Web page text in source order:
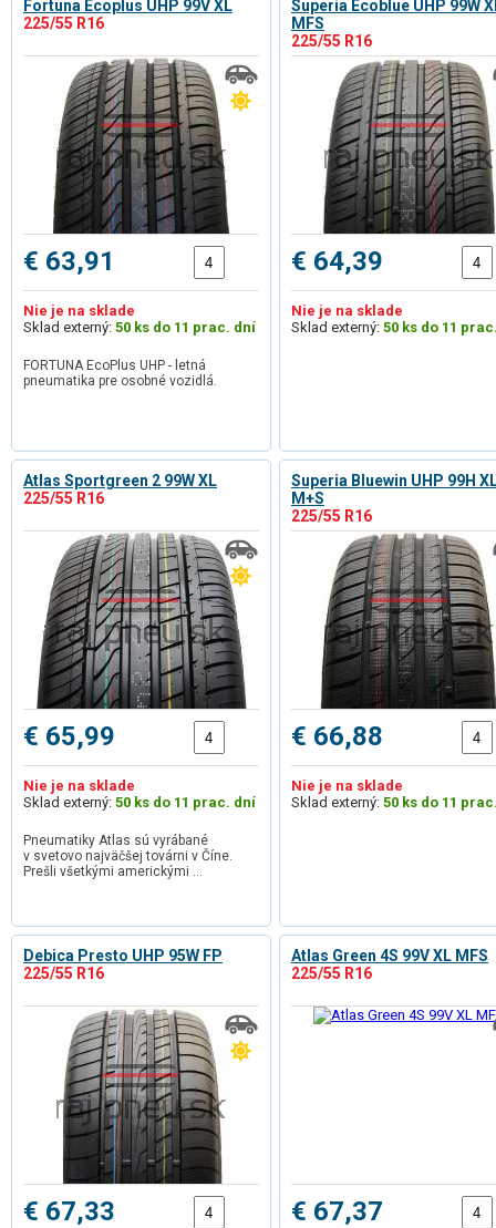
Fortuna Ecoplus UHP 99V XL
225/55 R16
€ 63,91
Nie je na sklade
Sklad externý: 50 ks do 11 prac. dní
FORTUNA EcoPlus UHP - letná
pneumatika pre osobné vozidlá.
Superia Ecoblue UHP 99W
MFS
225/55 R16
€ 64,39
Nie je na sklade
Sklad externý: 50 ks do 11
Atlas Sportgreen 2 99W XL
225/55 R16
€ 65,99
Nie je na sklade
Sklad externý: 50 ks do 11 prac. dní
Pneumatiky Atlas sú vyrábané
v svetovo najväčšej továrni v Číne.
Prešli všetkými americkými …
Superia Bluewin UHP 99H
M+S
225/55 R16
€ 66,88
Nie je na sklade
Sklad externý: 50 ks do 11
Debica Presto UHP 95W FP
225/55 R16
€ 67,33
Atlas Green 4S 99V XL MFS
225/55 R16
€ 67,37